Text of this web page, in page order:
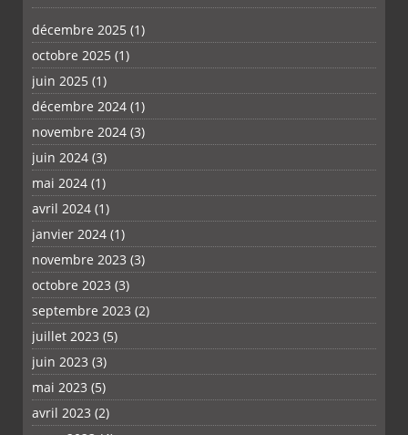
PLUS
décembre 2025 (1)
octobre 2025 (1)
juin 2025 (1)
décembre 2024 (1)
novembre 2024 (3)
juin 2024 (3)
mai 2024 (1)
avril 2024 (1)
janvier 2024 (1)
novembre 2023 (3)
octobre 2023 (3)
septembre 2023 (2)
juillet 2023 (5)
juin 2023 (3)
mai 2023 (5)
avril 2023 (2)